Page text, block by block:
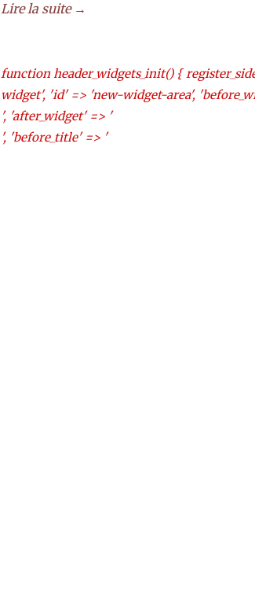
Lire la suite →
function header_widgets_init() {
widget', 'id' => 'new-widget-area',
', 'after_widget' => '
', 'before_title' => '